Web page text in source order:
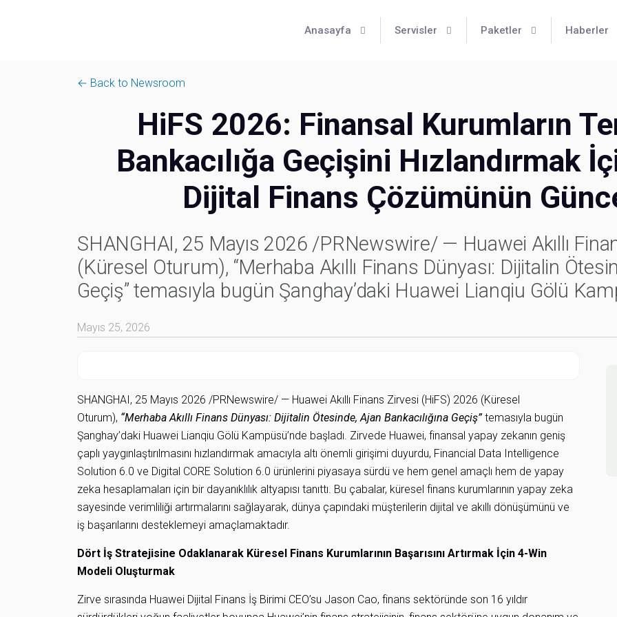
Anasayfa Servisler Paketler Haberler
← Back to Newsroom
HiFS 2026: Finansal Kurumların
Bankacılığa Geçişini Hızlandırmak
Dijital Finans Çözümünün
SHANGHAI, 25 Mayıs 2026 /PRNewswire/ — Huawei Akıllı
(Küresel Oturum), “Merhaba Akıllı Finans Dünyası: Dijitalin
Geçiş” temasıyla bugün Şanghay’daki Huawei Lianqiu Gölü
Mayıs 25, 2026
SHANGHAI, 25 Mayıs 2026 /PRNewswire/ — Huawei Akıllı Finans Zirvesi (HiFS) 2026 (Küresel
Oturum), “Merhaba Akıllı Finans Dünyası: Dijitalin Ötesinde, Ajan Bankacılığına Geçiş”temasıyla bugün
Şanghay’daki Huawei Lianqiu Gölü Kampüsü’nde başladı. Zirvede Huawei, finansal yapay zekanın geniş
çaplı yaygınlaştırılmasını hızlandırmak amacıyla altı önemli girişimi duyurdu, Financial Data Intelligence
Solution 6.0 ve Digital CORE Solution 6.0 ürünlerini piyasaya sürdü ve hem genel amaçlı hem de yapay
zeka hesaplamaları için bir dayanıklılık altyapısı tanıttı. Bu çabalar, küresel finans kurumlarının yapay zeka
sayesinde verimliliği artırmalarını sağlayarak, dünya çapındaki müşterilerin dijital ve akıllı dönüşümünü ve
iş başarılarını desteklemeyi amaçlamaktadır.
Dört İş Stratejisine Odaklanarak Küresel Finans Kurumlarının Başarısını Artırmak İçin 4-Win
Modeli Oluşturmak
Zirve sırasında Huawei Dijital Finans İş Birimi CEO’su Jason Cao, finans sektöründe son 16 yıldır